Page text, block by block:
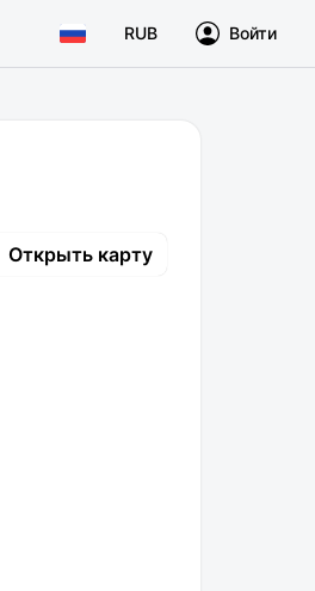
RUB Войти
Открыть карту